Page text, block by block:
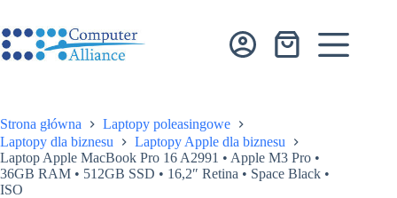
treści
Koszyk
Strona główna
Laptopy poleasingowe
Laptopy dla biznesu
Laptopy Apple dla biznesu
Laptop Apple MacBook Pro 16 A2991 • Apple M3 Pro •
36GB RAM • 512GB SSD • 16,2″ Retina • Space Black •
ISO